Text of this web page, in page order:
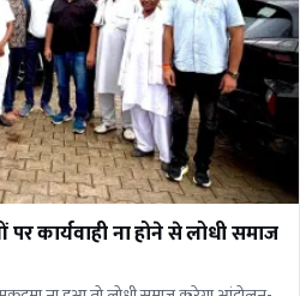
कार्यवाही ना होने से लोधी समाज